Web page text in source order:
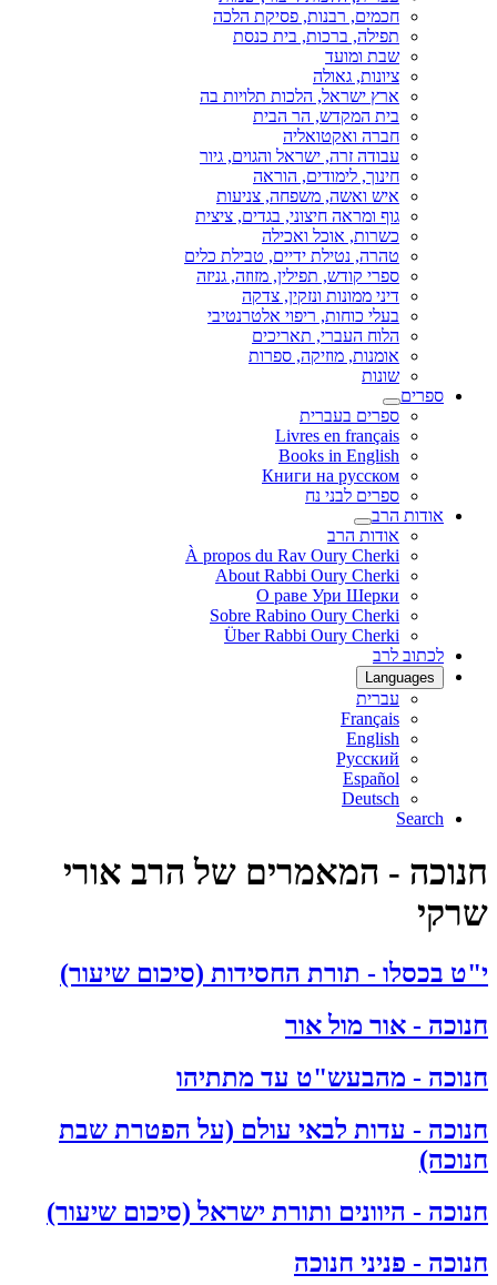
חכמים, רבנות, פסיקת הלכה
תפילה, ברכות, בית כנסת
שבת ומועד
ציונות, גאולה
ארץ ישראל, הלכות תלויות בה
בית המקדש, הר הבית
חברה ואקטואליה
עבודה זרה, ישראל והגוים, גיור
חינוך, לימודים, הוראה
איש ואשה, משפחה, צניעות
גוף ומראה חיצוני, בגדים, ציצית
כשרות, אוכל ואכילה
טהרה, נטילת ידיים, טבילת כלים
ספרי קודש, תפילין, מזוזה, גניזה
דיני ממונות ונזקין, צדקה
בעלי כוחות, ריפוי אלטרנטיבי
הלוח העברי, תאריכים
אומנות, מוזיקה, ספרות
שונות
ספרים
ספרים בעברית
Livres en français
Books in English
Книги на русском
ספרים לבני נח
אודות הרב
אודות הרב
À propos du Rav Oury Cherki
About Rabbi Oury Cherki
О раве Ури Шерки
Sobre Rabino Oury Cherki
Über Rabbi Oury Cherki
לכתוב לרב
Languages
עברית
Français
English
Русский
Español
Deutsch
Search
חנוכה - המאמרים של הרב אורי
שרקי
י"ט בכסלו - תורת החסידות (סיכום שיעור)
חנוכה - אור מול אור
חנוכה - מהבעש"ט עד מתתיהו
חנוכה - עדות לבאי עולם (על הפטרת שבת
חנוכה)
חנוכה - היוונים ותורת ישראל (סיכום שיעור)
חנוכה - פניני חנוכה